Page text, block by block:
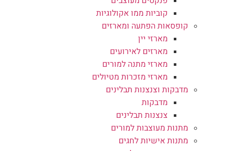
קוביות ממו אקולוגיות
קופסאות הפתעה ומארזים
מארזי יין
מארזים לאירועים
מארזי מתנה למורים
מארזי מזכרות מטיולים
מדבקות וצנצנות תבלינים
מדבקות
צנצנות תבלינים
מתנות מעוצבות למורים
מתנות אישיות לחגים